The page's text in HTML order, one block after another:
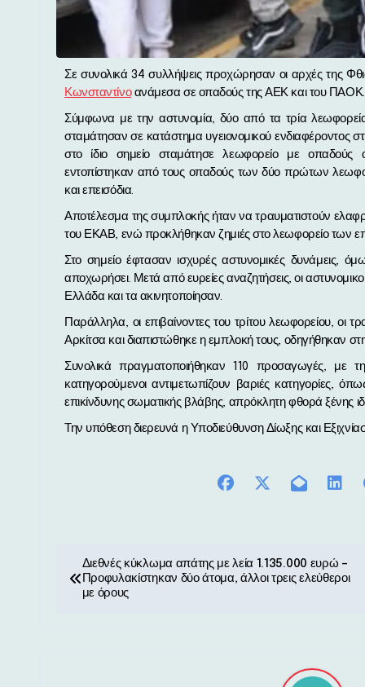
Σε συνολικά 34 συλλήψεις προχώρησαν οι αρχές της
Κωνσταντίνοανάμεσα σε οπαδούς της ΑΕΚ και του ΠΑΟΚ.
Σύμφωνα με την αστυνομία, δύο από τα τρία
σταμάτησαν σε κατάστημα υγειονομικού ενδιαφέροντος
στο ίδιο σημείο σταμάτησε λεωφορείο με οπαδούς
εντοπίστηκαν από τους οπαδούς των δύο πρώτων
και επεισόδια.
Αποτέλεσμα της συμπλοκής ήταν να τραυματιστούν
του ΕΚΑΒ, ενώ προκλήθηκαν ζημιές στο λεωφορείο των
Στο σημείο έφτασαν ισχυρές αστυνομικές δυνάμεις,
αποχωρήσει. Μετά από ευρείες αναζητήσεις, οι
Ελλάδα και τα ακινητοποίησαν.
Παράλληλα, οι επιβαίνοντες του τρίτου λεωφορείου, οι
Αρκίτσα και διαπιστώθηκε η εμπλοκή τους, οδηγήθηκαν
Συνολικά πραγματοποιήθηκαν 110 προσαγωγές, με
κατηγορούμενοι αντιμετωπίζουν βαριές κατηγορίες,
επικίνδυνης σωματικής βλάβης, απρόκλητη φθορά ξένης
Την υπόθεση διερευνά η Υποδιεύθυνση Δίωξης και
Διεθνές κύκλωμα απάτης με λεία 1.135.000 ευρώ –
Προφυλακίστηκαν δύο άτομα, άλλοι τρεις ελεύθεροι
με όρους